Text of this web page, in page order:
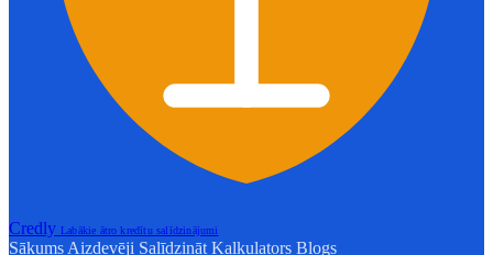
Credly Labākie ātro kredītu salīdzinājumi
Sākums Aizdevēji Salīdzināt Kalkulators Blogs